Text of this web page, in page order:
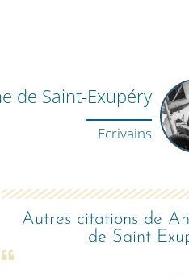
de Saint-Exupéry
Ecrivains
Autres citations de
de Saint-